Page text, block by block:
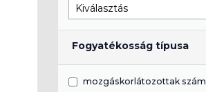
Fogyatékosság típusa